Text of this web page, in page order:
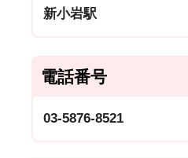
新小岩駅
電話番号
03-5876-8521